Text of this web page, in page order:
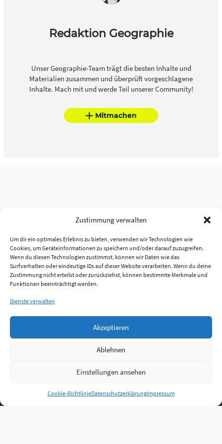
Zustimmung verwalten
Um dir ein optimales Erlebnis zu bieten, verwenden wir Technologien wie
Cookies, um Geräteinformationen zu speichern und/oder darauf zuzugreifen.
Wenn du diesen Technologien zustimmst, können wir Daten wie das
Surfverhalten oder eindeutige IDs auf dieser Website verarbeiten. Wenn du deine
Zustimmung nicht erteilst oder zurückziehst, können bestimmte Merkmale und
Funktionen beeinträchtigt werden.
Dienste verwalten
Akzeptieren
Ablehnen
Einstellungen ansehen
Cookie-RichtlinieDatenschutzerklärungImpressum
Redaktion Geographie
Unser Geographie-Team trägt die besten Inhalte und
Materialien zusammen und überprüft vorgeschlagene
Inhalte. Mach mit und werde Teil unserer Community!
Mitmachen
Anmelden
Jobs Partner FAQ Quellen